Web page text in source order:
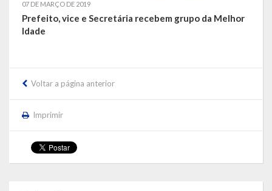
Transparência
07 DE MARÇO DE 2019
Prefeito, vice e Secretária recebem grupo da Melhor
Idade
Voltar a página anterior
Imprimir